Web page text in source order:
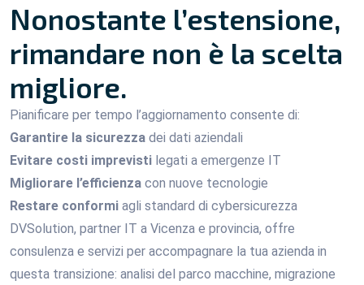
Nonostante l’estensione,
rimandare non è la scelta
migliore.
Pianificare per tempo l’aggiornamento consente di:
Garantire la sicurezza dei dati aziendali
Evitare costi imprevisti legati a emergenze IT
Migliorare l’efficienza con nuove tecnologie
Restare conformi agli standard di cybersicurezza
DVSolution, partner IT a Vicenza e provincia, offre
consulenza e servizi per accompagnare la tua azienda in
questa transizione: analisi del parco macchine, migrazione